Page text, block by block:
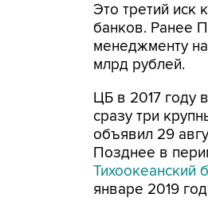
Это третий иск
банков. Ранее
менеджменту
млрд рублей.
ЦБ в 2017 году
сразу три
объявил 29
Позднее в
Тихоокеанский
январе 2019